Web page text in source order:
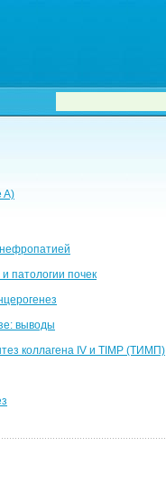
A)
патологии почек
выводы
коллагена IV и TIMP (ТИМП)